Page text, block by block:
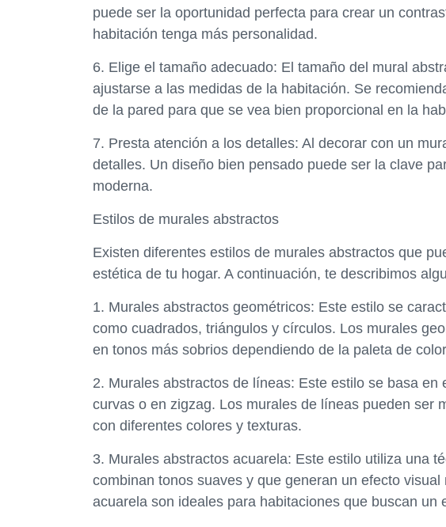
puede ser la oportunidad perfecta para crear un
habitación tenga más personalidad.
6. Elige el tamaño adecuado: El tamaño del mural
ajustarse a las medidas de la habitación. Se
de la pared para que se vea bien proporcional en la
7. Presta atención a los detalles: Al decorar con un
detalles. Un diseño bien pensado puede ser la clave
moderna.
Estilos de murales abstractos
Existen diferentes estilos de murales abstractos que
estética de tu hogar. A continuación, te describimos
1. Murales abstractos geométricos: Este estilo se
como cuadrados, triángulos y círculos. Los murales
en tonos más sobrios dependiendo de la paleta de
2. Murales abstractos de líneas: Este estilo se basa
curvas o en zigzag. Los murales de líneas pueden ser
con diferentes colores y texturas.
3. Murales abstractos acuarela: Este estilo utiliza una
combinan tonos suaves y que generan un efecto
acuarela son ideales para habitaciones que buscan un